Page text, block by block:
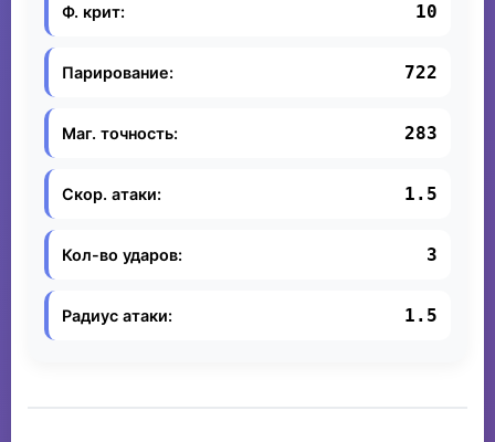
Ф. крит: 10
Парирование: 722
Маг. точность: 283
Скор. атаки: 1.5
Кол-во ударов: 3
Радиус атаки: 1.5